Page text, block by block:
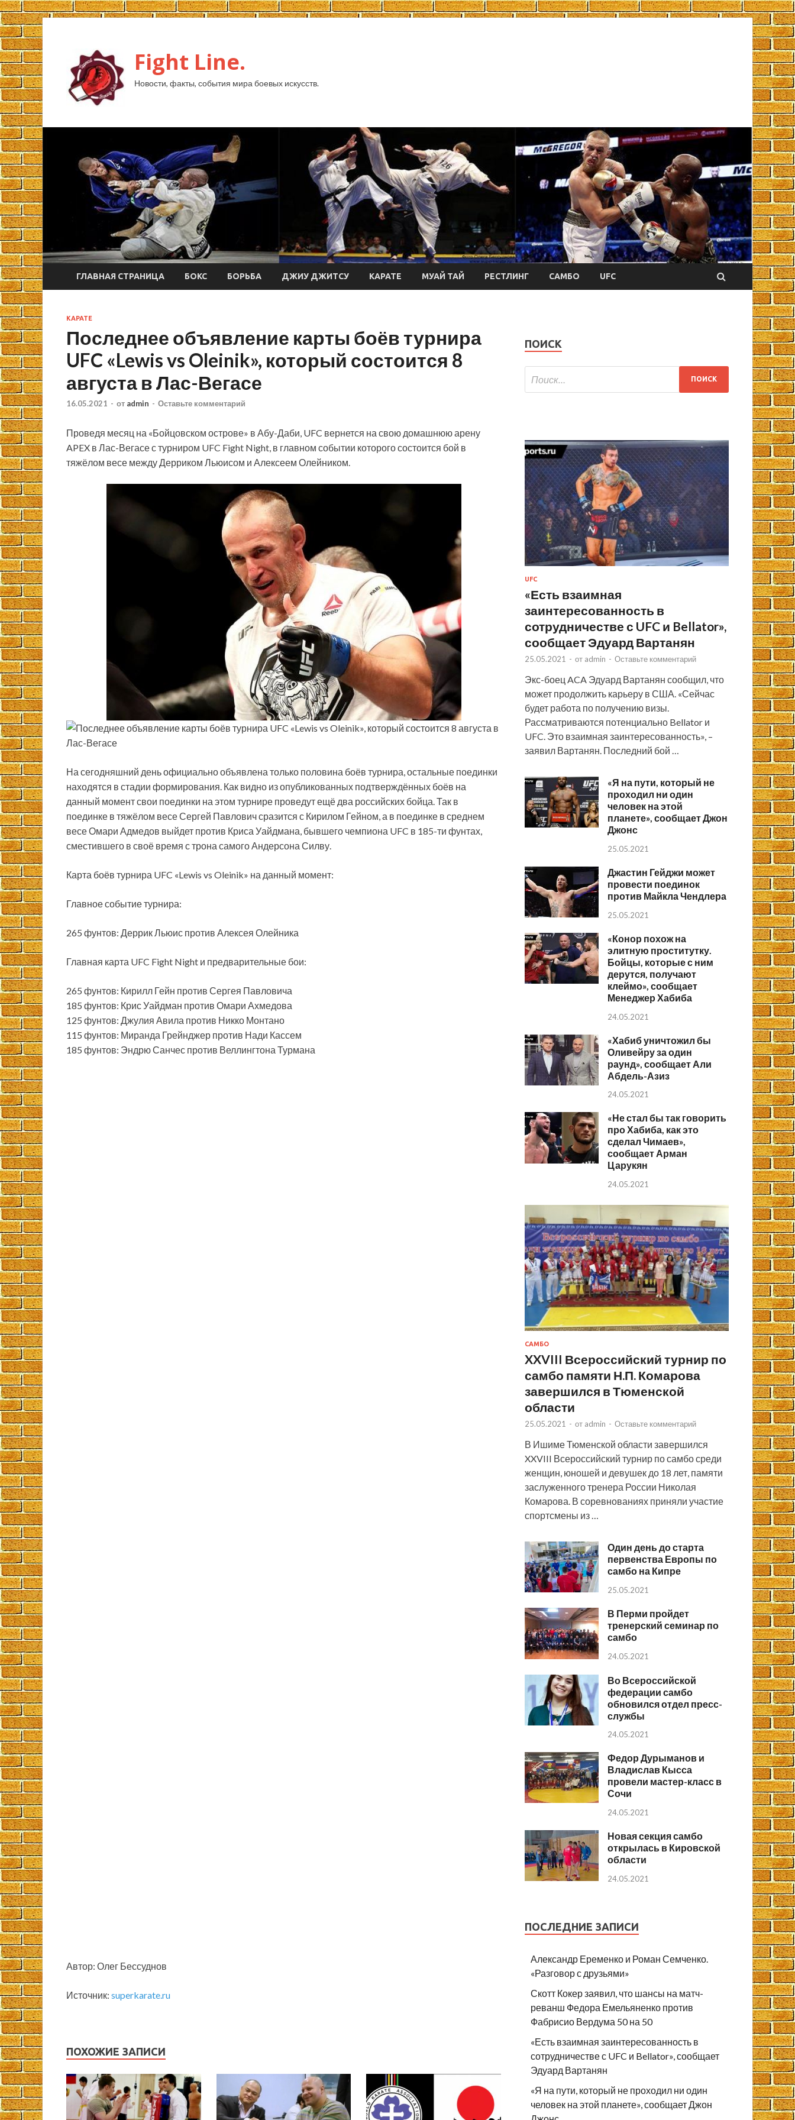
Fight Line.
Новости, факты, события мира боевых искусств.
ГЛАВНАЯ СТРАНИЦА БОКС БОРЬБА ДЖИУ ДЖИТСУ КАРАТЕ МУАЙ ТАЙ РЕСТЛИНГ САМБО UFC
КАРАТЕ
Последнее объявление карты боёв турнира
UFC «Lewis vs Oleinik», который состоится 8
августа в Лас-Вегасе
16.05.2021 - от admin - Оставьте комментарий
Проведя месяц на «Бойцовском острове» в Абу-Даби, UFC вернется на свою домашнюю арену
APEX в Лас-Вегасе с турниром UFC Fight Night, в главном событии которого состоится бой в
тяжёлом весе между Дерриком Льюисом и Алексеем Олейником.
На сегодняшний день официально объявлена только половина боёв турнира, остальные поединки
находятся в стадии формирования. Как видно из опубликованных подтверждённых боёв на
данный момент свои поединки на этом турнире проведут ещё два российских бойца. Так в
поединке в тяжёлом весе Сергей Павлович сразится с Кирилом Гейном, а в поединке в среднем
весе Омари Адмедов выйдет против Криса Уайдмана, бывшего чемпиона UFC в 185-ти фунтах,
сместившего в своё время с трона самого Андерсона Силву.
Карта боёв турнира UFC «Lewis vs Oleinik» на данный момент:
Главное событие турнира:
265 фунтов: Деррик Льюис против Алексея Олейника
Главная карта UFC Fight Night и предварительные бои:
265 фунтов: Кирилл Гейн против Сергея Павловича
185 фунтов: Крис Уайдман против Омари Ахмедова
125 фунтов: Джулия Авила против Никко Монтано
115 фунтов: Миранда Грейнджер против Нади Кассем
185 фунтов: Эндрю Санчес против Веллингтона Турмана
Автор: Олег Бессуднов
Источник: superkarate.ru
ПОХОЖИЕ ЗАПИСИ
ПОИСК
UFC
«Есть взаимная
заинтересованность в
сотрудничестве с UFC и Bellator»,
сообщает Эдуард Вартанян
25.05.2021 - от admin - Оставьте комментарий
Экс-боец ACA Эдуард Вартанян сообщил, что
может продолжить карьеру в США. «Сейчас
будет работа по получению визы.
Рассматриваются потенциально Bellator и
UFC. Это взаимная заинтересованность», –
заявил Вартанян. Последний бой …
«Я на пути, который не
проходил ни один
человек на этой
планете», сообщает Джон
Джонс
25.05.2021
Джастин Гейджи может
провести поединок
против Майкла Чендлера
25.05.2021
«Конор похож на
элитную проститутку.
Бойцы, которые с ним
дерутся, получают
клеймо», сообщает
Менеджер Хабиба
24.05.2021
«Хабиб уничтожил бы
Оливейру за один
раунд», сообщает Али
Абдель-Азиз
24.05.2021
«Не стал бы так говорить
про Хабиба, как это
сделал Чимаев»,
сообщает Арман
Царукян
24.05.2021
САМБО
XXVIII Всероссийский турнир по
самбо памяти Н.П. Комарова
завершился в Тюменской
области
25.05.2021 - от admin - Оставьте комментарий
В Ишиме Тюменской области завершился
XXVIII Всероссийский турнир по самбо среди
женщин, юношей и девушек до 18 лет, памяти
заслуженного тренера России Николая
Комарова. В соревнованиях приняли участие
спортсмены из …
Один день до старта
первенства Европы по
самбо на Кипре
25.05.2021
В Перми пройдет
тренерский семинар по
самбо
24.05.2021
Во Всероссийской
федерации самбо
обновился отдел пресс-
службы
24.05.2021
Федор Дурыманов и
Владислав Кысса
провели мастер-класс в
Сочи
24.05.2021
Новая секция самбо
открылась в Кировской
области
24.05.2021
ПОСЛЕДНИЕ ЗАПИСИ
Александр Еременко и Роман Семченко.
«Разговор с друзьями»
Скотт Кокер заявил, что шансы на матч-
реванш Федора Емельяненко против
Фабрисио Вердума 50 на 50
«Есть взаимная заинтересованность в
сотрудничестве с UFC и Bellator», сообщает
Эдуард Вартанян
«Я на пути, который не проходил ни один
человек на этой планете», сообщает Джон